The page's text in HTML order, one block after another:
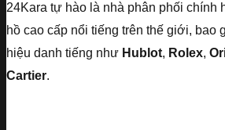
24Kara tự hào là nhà phân phối chính
hồ cao cấp nổi tiếng trên thế giới, bao
hiệu danh tiếng như Hublot, Rolex,
Cartier.